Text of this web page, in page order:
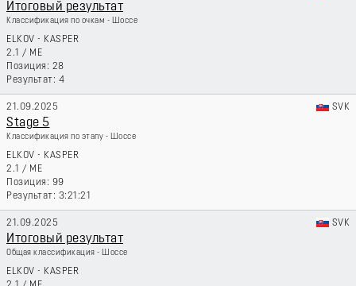
Итоговый результат
Классификация по очкам - Шоссе
ELKOV - KASPER
2.1 / ME
28
4
21.09.2025 SVK
Stage 5
Классификация по этапу - Шоссе
ELKOV - KASPER
2.1 / ME
99
3:21:21
21.09.2025 SVK
Итоговый результат
Общая классификация - Шоссе
ELKOV - KASPER